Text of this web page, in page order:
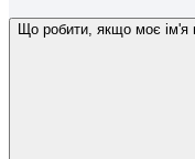
Що робити, якщо моє ім'я